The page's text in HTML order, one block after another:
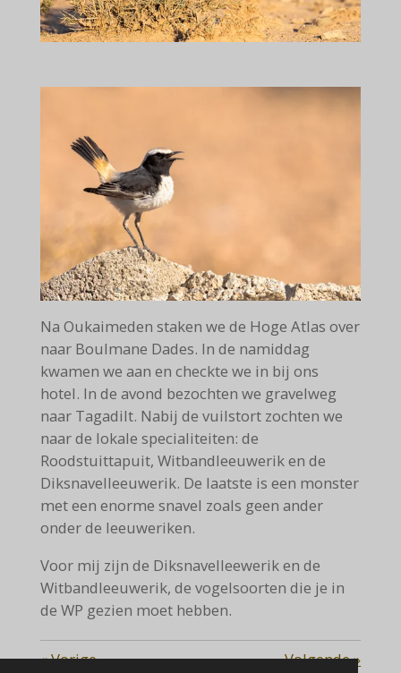
Na Oukaimeden staken we de Hoge Atlas over
naar Boulmane Dades. In de namiddag
kwamen we aan en checkte we in bij ons
hotel. In de avond bezochten we gravelweg
naar Tagadilt. Nabij de vuilstort zochten we
naar de lokale specialiteiten: de
Roodstuittapuit, Witbandleeuwerik en de
Diksnavelleeuwerik. De laatste is een monster
met een enorme snavel zoals geen ander
onder de leeuweriken.
Voor mij zijn de Diksnavelleewerik en de
Witbandleeuwerik, de vogelsoorten die je in
de WP gezien moet hebben.
«Vorige Volgende»